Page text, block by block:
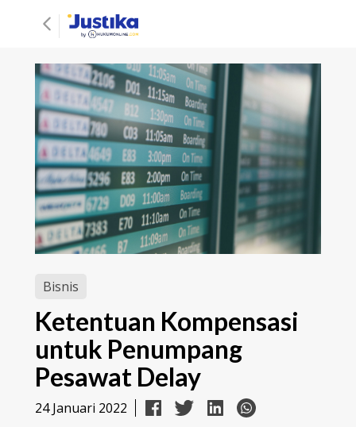
Bisnis
Ketentuan Kompensasi
untuk Penumpang
Pesawat Delay
24 Januari 2022